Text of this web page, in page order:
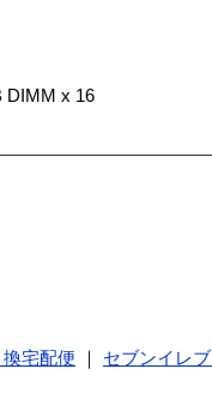
DIMM x 16
宅配便
セブンイレ